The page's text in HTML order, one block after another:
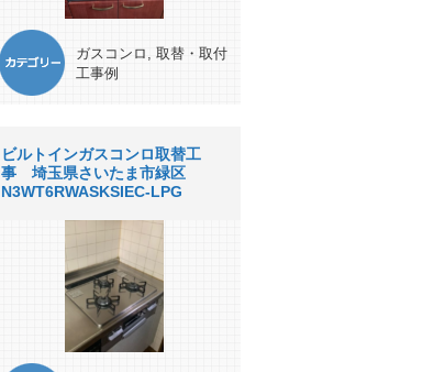
ガスコンロ , 取替・取付
工事例
ビルトインガスコンロ取替工
事 埼玉県さいたま市緑区
N3WT6RWASKSIEC-LPG